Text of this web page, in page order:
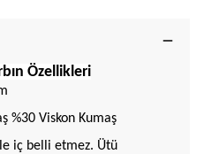
Özellikleri
%30 Viskon Kumaş
iç belli etmez. Ütü